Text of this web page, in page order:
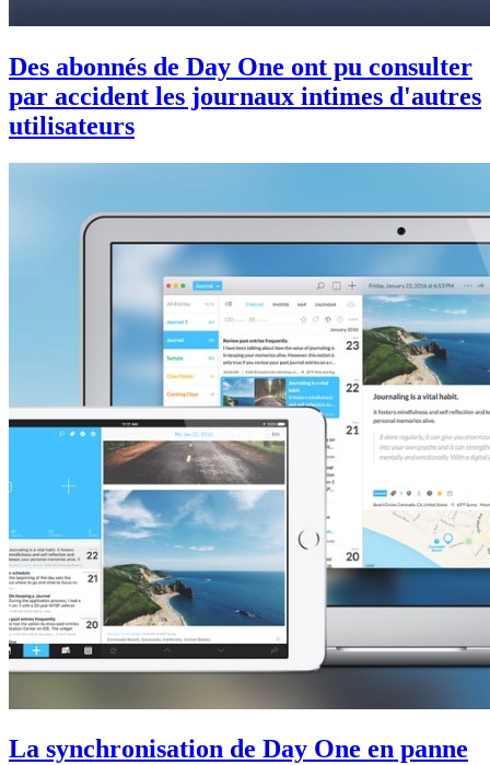
Des abonnés de Day One ont pu consulter
par accident les journaux intimes d'autres
utilisateurs
La synchronisation de Day One en panne